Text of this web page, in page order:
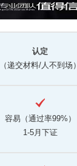
认定
（递交材料/人不到场）
容易（通过率99%）
1-5月下证